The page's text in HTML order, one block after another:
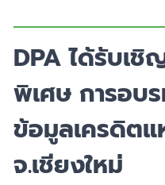
DPA ได้รับเชิ
พิเศษ การอบ
ข้อมูลเครดิต
จ.เชียงใหม่